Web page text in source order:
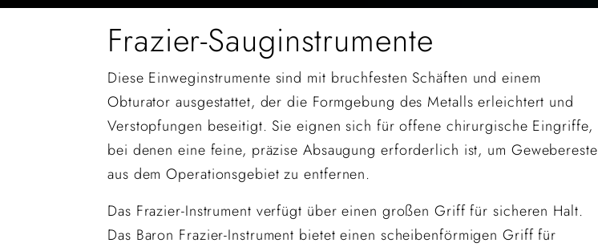
Frazier-Sauginstrumente
Diese Einweginstrumente sind mit bruchfesten Schäften und einem
Obturator ausgestattet, der die Formgebung des Metalls erleichtert und
Verstopfungen beseitigt. Sie eignen sich für offene chirurgische Eingriffe,
bei denen eine feine, präzise Absaugung erforderlich ist, um Gewebereste
aus dem Operationsgebiet zu entfernen.
Das Frazier-Instrument verfügt über einen großen Griff für sicheren Halt.
Das Baron Frazier-Instrument bietet einen scheibenförmigen Griff für